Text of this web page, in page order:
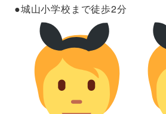
●城山小学校まで徒歩2分